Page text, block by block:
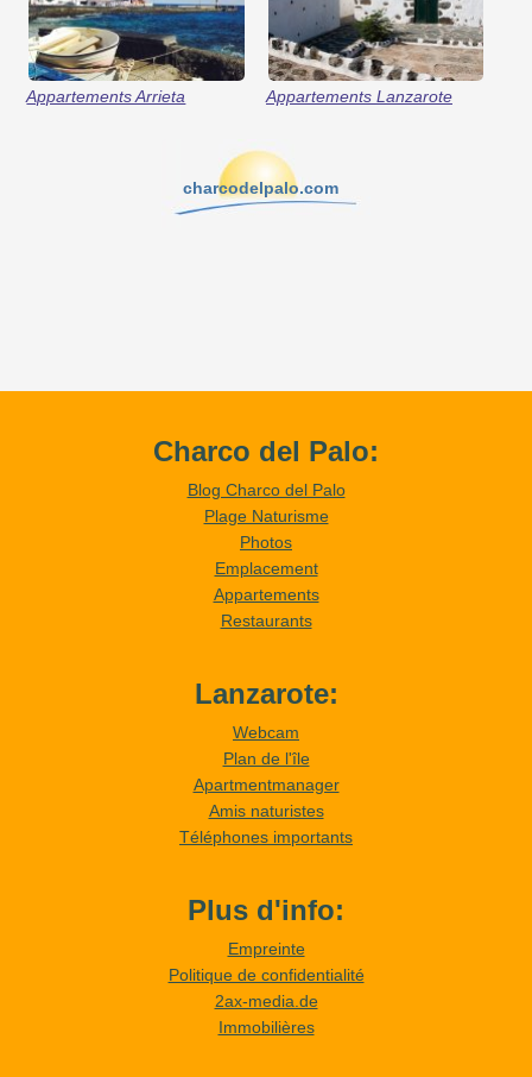
Appartements Arrieta Appartements Lanzarote
charcodelpalo.com
Charco del Palo:
Blog Charco del Palo
Plage Naturisme
Photos
Emplacement
Appartements
Restaurants
Lanzarote:
Webcam
Plan de l'île
Apartmentmanager
Amis naturistes
Téléphones importants
Plus d'info:
Empreinte
Politique de confidentialité
2ax-media.de
Immobilières